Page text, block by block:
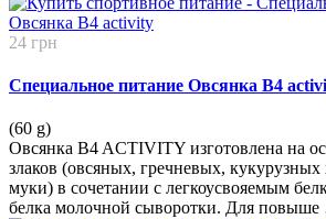
24 грн
Специальное питание Овсянка B4
(60 g)
Овсянка B4 ACTIVITY изготовлена на
злаков (овсяных, гречневых, кукурузных
муки) в сочетании с легкоусвояемым
белка молочной сыворотки. Для